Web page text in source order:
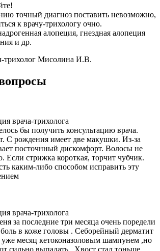
точный диагноз поставить невозможно,
к врачу-трихологу очно.
алопеция, гнездная алопеция
и др.
трихолог Мисолина И.В.
врача-трихолога
бы получить консультацию врача.
С рождения имеет две макушки. Из-за
посточнный дискомфорт. Волосы не
Если стрижка короткая, торчит чубчик.
каким-либо способом исправить эту
врача-трихолога
за последние три месяца очень поредели
в коже головы . Себорейный дерматит
месяц кетоконазоловым шампунем ,но
сильно выпадать . Хвост стал тоньше